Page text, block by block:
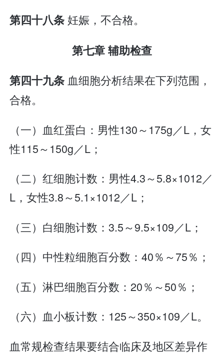
第四十八条妊娠，不合格。
第七章 辅助检查
第四十九条血细胞分析结果在下列范围，
合格。
（一）血红蛋白：男性130～175g／L，女
性115～150g／L；
（二）红细胞计数：男性4.3～5.8×1012／
L，女性3.8～5.1×1012／L；
（三）白细胞计数：3.5～9.5×109／L；
（四）中性粒细胞百分数：40％～75％；
（五）淋巴细胞百分数：20％～50％；
（六）血小板计数：125～350×109／L。
血常规检查结果要结合临床及地区差异作